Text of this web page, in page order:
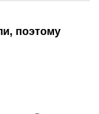
поэтому